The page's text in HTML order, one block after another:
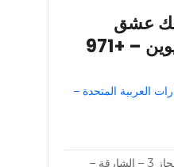
عشق
الموضة – أم القيوين – +971
العربية المتحدة –
S108 – المجاز – المجاز 3 – الشارقة –